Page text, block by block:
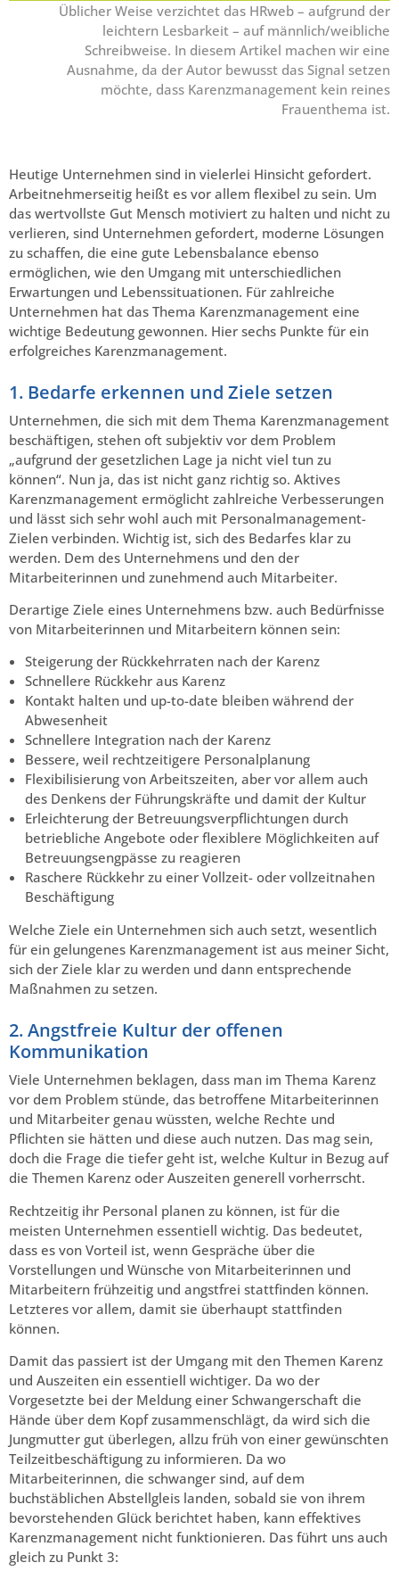
Üblicher Weise verzichtet das HRweb – aufgrund der
leichtern Lesbarkeit – auf männlich/weibliche
Schreibweise. In diesem Artikel machen wir eine
Ausnahme, da der Autor bewusst das Signal setzen
möchte, dass Karenzmanagement kein reines
Frauenthema ist.
Heutige Unternehmen sind in vielerlei Hinsicht gefordert.
Arbeitnehmerseitig heißt es vor allem flexibel zu sein. Um
das wertvollste Gut Mensch motiviert zu halten und nicht zu
verlieren, sind Unternehmen gefordert, moderne Lösungen
zu schaffen, die eine gute Lebensbalance ebenso
ermöglichen, wie den Umgang mit unterschiedlichen
Erwartungen und Lebenssituationen. Für zahlreiche
Unternehmen hat das Thema Karenzmanagement eine
wichtige Bedeutung gewonnen. Hier sechs Punkte für ein
erfolgreiches Karenzmanagement.
1. Bedarfe erkennen und Ziele setzen
Unternehmen, die sich mit dem Thema Karenzmanagement
beschäftigen, stehen oft subjektiv vor dem Problem
„aufgrund der gesetzlichen Lage ja nicht viel tun zu
können“. Nun ja, das ist nicht ganz richtig so. Aktives
Karenzmanagement ermöglicht zahlreiche Verbesserungen
und lässt sich sehr wohl auch mit Personalmanagement-
Zielen verbinden. Wichtig ist, sich des Bedarfes klar zu
werden. Dem des Unternehmens und den der
Mitarbeiterinnen und zunehmend auch Mitarbeiter.
Derartige Ziele eines Unternehmens bzw. auch Bedürfnisse
von Mitarbeiterinnen und Mitarbeitern können sein:
Steigerung der Rückkehrraten nach der Karenz
Schnellere Rückkehr aus Karenz
Kontakt halten und up-to-date bleiben während der
Abwesenheit
Schnellere Integration nach der Karenz
Bessere, weil rechtzeitigere Personalplanung
Flexibilisierung von Arbeitszeiten, aber vor allem auch
des Denkens der Führungskräfte und damit der Kultur
Erleichterung der Betreuungsverpflichtungen durch
betriebliche Angebote oder flexiblere Möglichkeiten auf
Betreuungsengpässe zu reagieren
Raschere Rückkehr zu einer Vollzeit- oder vollzeitnahen
Beschäftigung
Welche Ziele ein Unternehmen sich auch setzt, wesentlich
für ein gelungenes Karenzmanagement ist aus meiner Sicht,
sich der Ziele klar zu werden und dann entsprechende
Maßnahmen zu setzen.
2. Angstfreie Kultur der offenen
Kommunikation
Viele Unternehmen beklagen, dass man im Thema Karenz
vor dem Problem stünde, das betroffene Mitarbeiterinnen
und Mitarbeiter genau wüssten, welche Rechte und
Pflichten sie hätten und diese auch nutzen. Das mag sein,
doch die Frage die tiefer geht ist, welche Kultur in Bezug auf
die Themen Karenz oder Auszeiten generell vorherrscht.
Rechtzeitig ihr Personal planen zu können, ist für die
meisten Unternehmen essentiell wichtig. Das bedeutet,
dass es von Vorteil ist, wenn Gespräche über die
Vorstellungen und Wünsche von Mitarbeiterinnen und
Mitarbeitern frühzeitig und angstfrei stattfinden können.
Letzteres vor allem, damit sie überhaupt stattfinden
können.
Damit das passiert ist der Umgang mit den Themen Karenz
und Auszeiten ein essentiell wichtiger. Da wo der
Vorgesetzte bei der Meldung einer Schwangerschaft die
Hände über dem Kopf zusammenschlägt, da wird sich die
Jungmutter gut überlegen, allzu früh von einer gewünschten
Teilzeitbeschäftigung zu informieren. Da wo
Mitarbeiterinnen, die schwanger sind, auf dem
buchstäblichen Abstellgleis landen, sobald sie von ihrem
bevorstehenden Glück berichtet haben, kann effektives
Karenzmanagement nicht funktionieren. Das führt uns auch
gleich zu Punkt 3: